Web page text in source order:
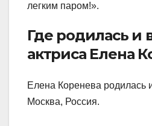
легким паром!».
Где родилась и
актриса Елена
Елена Коренева родилась
Москва, Россия.